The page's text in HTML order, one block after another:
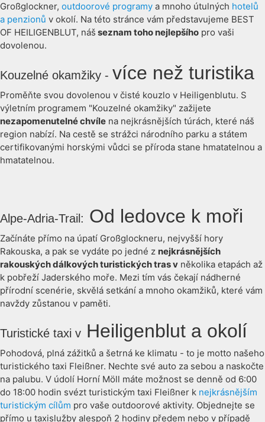
Großglockner, outdoorové programy a mnoho útulných hotelů
a penzionů v okolí. Na této stránce vám představujeme BEST
OF HEILIGENBLUT, náš seznam toho nejlepšího pro vaši
dovolenou.
Kouzelné okamžiky - více než turistika
Proměňte svou dovolenou v čisté kouzlo v Heiligenblutu. S
výletním programem "Kouzelné okamžiky" zažijete
nezapomenutelné chvíle na nejkrásnějších túrách, které náš
region nabízí. Na cestě se strážci národního parku a státem
certifikovanými horskými vůdci se příroda stane hmatatelnou a
hmatatelnou.
Alpe-Adria-Trail: Od ledovce k moři
Začínáte přímo na úpatí Großglockneru, nejvyšší hory
Rakouska, a pak se vydáte po jedné z nejkrásnějších
rakouských dálkových turistických tras v několika etapách až
k pobřeží Jaderského moře. Mezi tím vás čekají nádherné
přírodní scenérie, skvělá setkání a mnoho okamžiků, které vám
navždy zůstanou v paměti.
Turistické taxi v Heiligenblut a okolí
Pohodová, plná zážitků a šetrná ke klimatu - to je motto našeho
turistického taxi Fleißner. Nechte své auto za sebou a naskočte
na palubu. V údolí Horní Möll máte možnost se denně od 6:00
do 18:00 hodin svézt turistickým taxi Fleißner k nejkrásnějším
turistickým cílům pro vaše outdoorové aktivity. Objednejte se
přímo u taxislužby alespoň 2 hodiny předem nebo v případě